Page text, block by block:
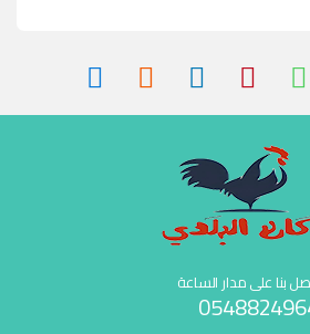
بنا على مدار الساعة